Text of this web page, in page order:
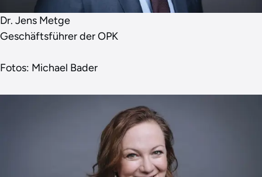
Dr. Jens Metge
Geschäftsführer der OPK
Fotos: Michael Bader